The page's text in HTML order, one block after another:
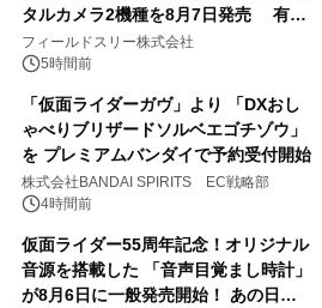
タルカメラ2機種を8月7日発売 有効
約1300万画素、用途別に選べるコンデ
ジ新登場
フィールドスリー株式会社
5時間前
「仮面ライダーガヴ」より 「DXおし
ゃべりブリザードソルベエゴチゾウ」
を プレミアムバンダイで予約受付開始
株式会社BANDAI SPIRITS EC戦略部
4時間前
仮面ライダー55周年記念！オリジナル
音源を搭載した 「音声目覚まし時計」
が8月6日に一般発売開始！ あの日の